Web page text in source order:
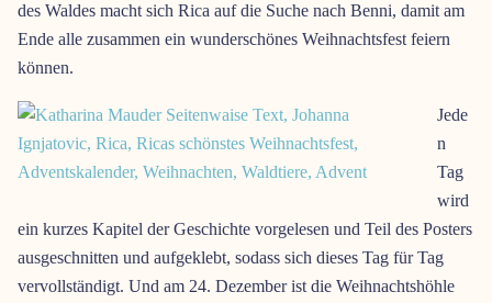
des Waldes macht sich Rica auf die Suche nach Benni, damit am
Ende alle zusammen ein wunderschönes Weihnachtsfest feiern
können.
Jede
n
Tag
wird
ein kurzes Kapitel der Geschichte vorgelesen und Teil des Posters
ausgeschnitten und aufgeklebt, sodass sich dieses Tag für Tag
vervollständigt. Und am 24. Dezember ist die Weihnachtshöhle